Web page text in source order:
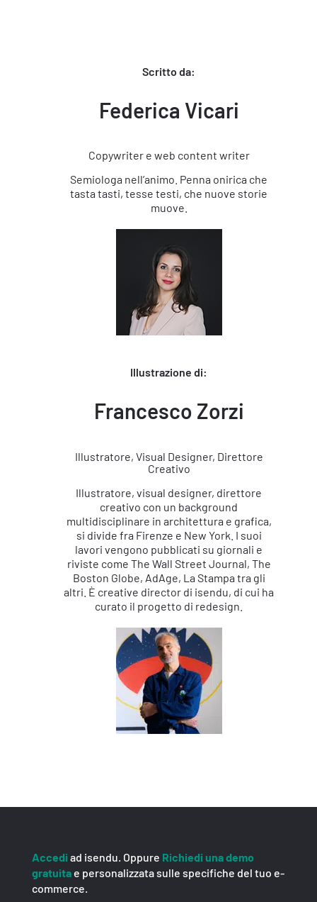
Scritto da:
Federica Vicari
Copywriter e web content writer
Semiologa nell’animo. Penna onirica che
tasta tasti, tesse testi, che nuove storie
muove.
Illustrazione di:
Francesco Zorzi
Illustratore, Visual Designer, Direttore
Creativo
Illustratore, visual designer, direttore
creativo con un background
multidisciplinare in architettura e grafica,
si divide fra Firenze e New York. I suoi
lavori vengono pubblicati su giornali e
riviste come The Wall Street Journal, The
Boston Globe, AdAge, La Stampa tra gli
altri. È creative director di isendu, di cui ha
curato il progetto di redesign.
Accedi ad isendu. Oppure Richiedi una demo
gratuita e personalizzata sulle specifiche del tuo e-
commerce.